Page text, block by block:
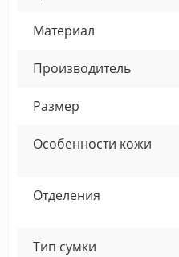
Материал
Производитель
Размер
Особенности кожи
Отделения
Тип сумки